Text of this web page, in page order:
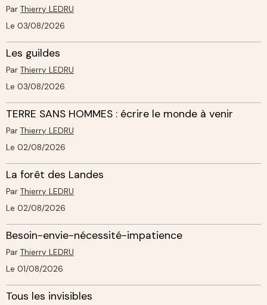
Par Thierry LEDRU
Le 03/08/2026
Les guildes
Par Thierry LEDRU
Le 03/08/2026
TERRE SANS HOMMES : écrire le monde à venir
Par Thierry LEDRU
Le 02/08/2026
La forêt des Landes
Par Thierry LEDRU
Le 02/08/2026
Besoin-envie-nécessité-impatience
Par Thierry LEDRU
Le 01/08/2026
Tous les invisibles